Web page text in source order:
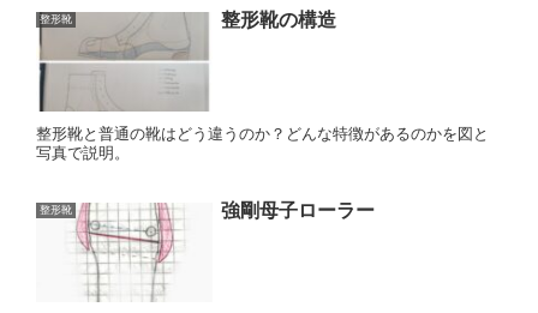
整形靴 整形靴の構造
整形靴と普通の靴はどう違うのか？どんな特徴があるのかを図と
写真で説明。
整形靴 強剛母子ローラー